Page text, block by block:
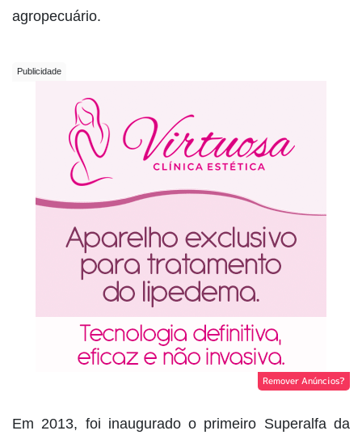
agropecuário.
Remover Anúncios?
Em 2013, foi inaugurado o primeiro Superalfa da